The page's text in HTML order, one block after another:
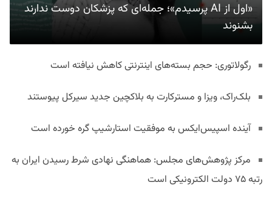
«اول از AI پرسیدم»؛ جمله‌ای که پزشکان دوست ندارند
بشنوند
رگولاتوری: حجم بسته‌های اینترنتی کاهش نیافته است
بلک‌راک، ویزا و مسترکارت به بلاکچین جدید سیرکل پیوستند
آینده اسپیس‌ایکس به موفقیت استارشیپ گره خورده است
مرکز پژوهش‌های مجلس: هماهنگی نهادی شرط رسیدن ایران به
رتبه ۷۵ دولت الکترونیکی است